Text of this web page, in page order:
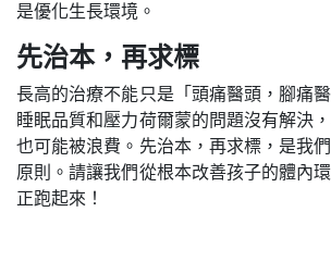
是優化生長環境。
先治本，再求標
長高的治療不能只是「頭痛醫頭，腳痛
睡眠品質和壓力荷爾蒙的問題沒有解決
也可能被浪費。先治本，再求標，是我
原則。請讓我們從根本改善孩子的體內
正跑起來！